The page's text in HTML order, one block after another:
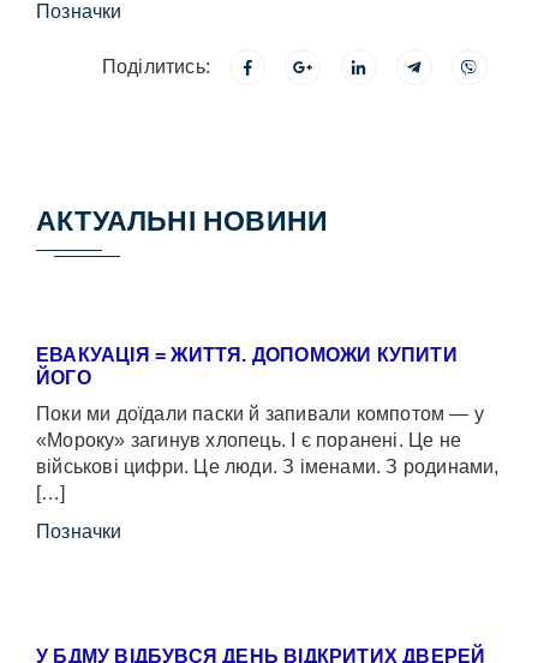
Позначки
Поділитись:
АКТУАЛЬНІ НОВИНИ
ЕВАКУАЦІЯ = ЖИТТЯ. ДОПОМОЖИ КУПИТИ
ЙОГО
Поки ми доїдали паски й запивали компотом — у
«Мороку» загинув хлопець. І є поранені. Це не
військові цифри. Це люди. З іменами. З родинами,
[…]
Позначки
У БДМУ ВІДБУВСЯ ДЕНЬ ВІДКРИТИХ ДВЕРЕЙ